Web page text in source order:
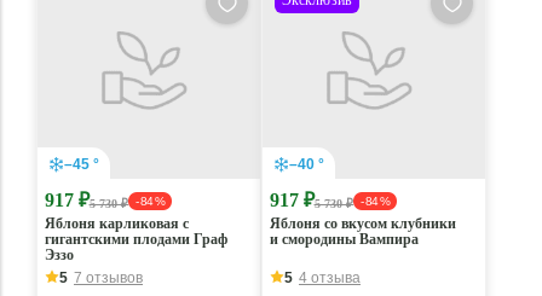
–45 °
917 ₽5 730 ₽ - 84 %
Яблоня карликовая с
гигантскими плодами Граф
Эззо
5 7 отзывов
–40 °
917 ₽5 730 ₽ - 84 %
Яблоня со вкусом клубники
и смородины Вампира
5 4 отзыва